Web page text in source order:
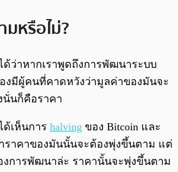
มหรือไม่?
ด้ว่าหากเราพูดถึงการพัฒนาระบบ
งมีผู้คนที่คาดหวังว่ามูลค่าของมันจะ
นั่นก็คือราคา
ด้เห็นการ halving ของ Bitcoin และ
ราคาของมันนั้นจะต้องพุ่งขึ้นตาม แต่
งการพัฒนาล่ะ ราคานั้นจะพุ่งขึ้นตาม